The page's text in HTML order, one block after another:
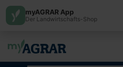
myAGRAR App
Der Landwirtschafts-Shop